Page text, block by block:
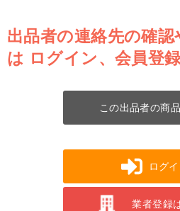
出品者の連絡先の確
は ログイン、会員登
この出品者の商
ログ
業者登録